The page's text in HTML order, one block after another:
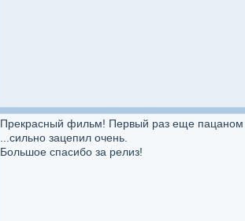
Прекрасный фильм! Первый раз еще пацаном
...сильно зацепил очень.
Большое спасибо за релиз!